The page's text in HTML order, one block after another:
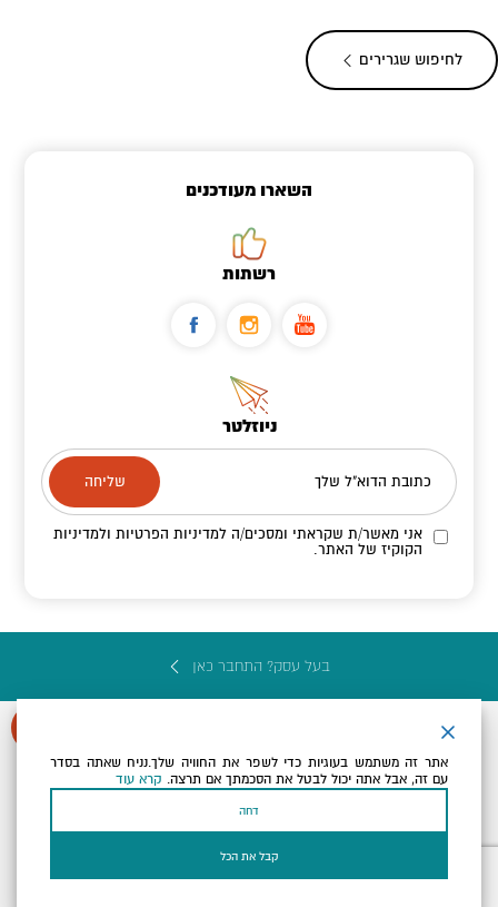
לחיפוש שגרירים
השארו מעודכנים
רשתות
ניוזלטר
כתובת הדוא"ל שלך
אני מאשר/ת שקראתי ומסכים/הלמדיניות הפרטיות ולמדיניות
הקוקיז של האתר.
בעל עסק? התחבר כאן
כל הזכויות שמורות לארץ ים המלח ©
אתר זה משתמש בעוגיות כדי לשפר את החוויה שלך.נניח שאתה בסדר
עם זה, אבל אתה יכול לבטל את הסכמתך אם תרצה. קרא עוד
דחה
קבל את הכל